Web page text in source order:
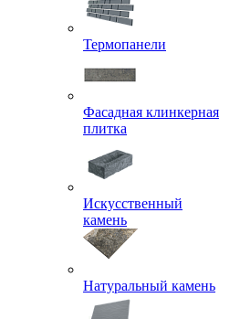
Термопанели
Фасадная клинкерная
плитка
Искусственный
камень
Натуральный камень